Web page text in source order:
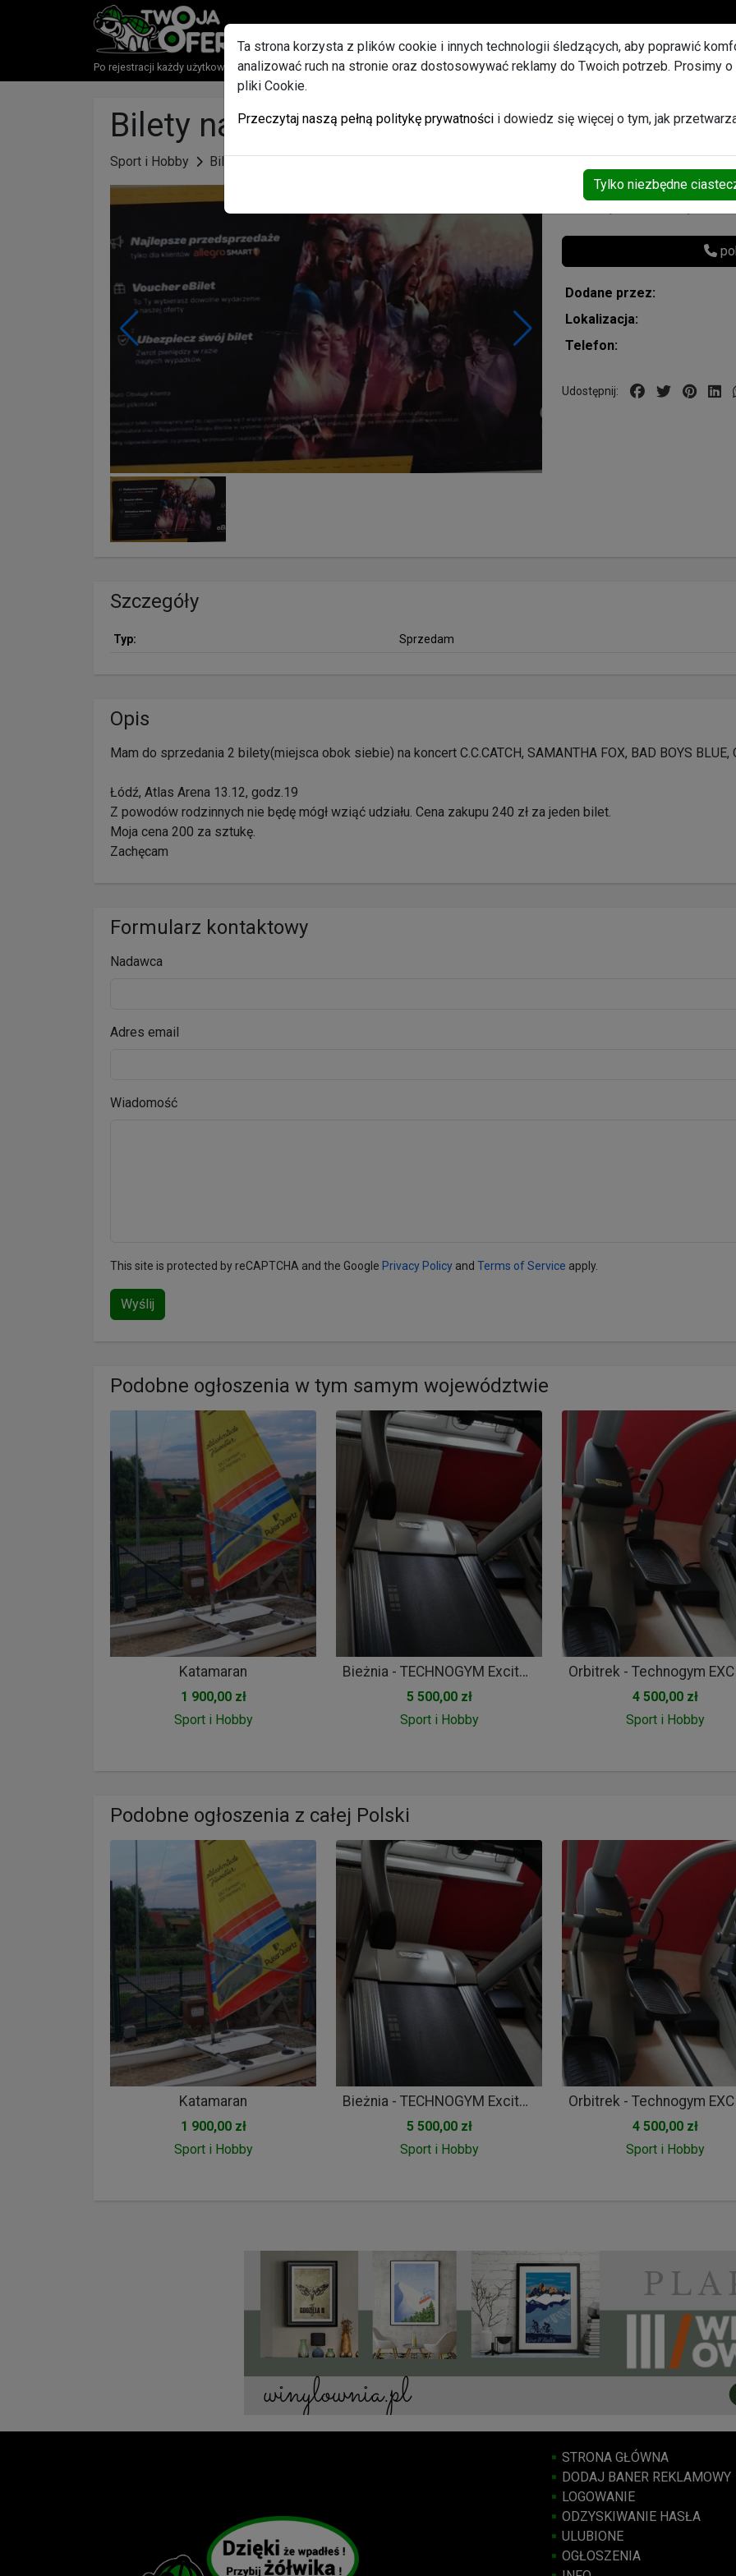
Po rejestracji każdy użytkownik otrzyma w Gratisie pakiet ogłoszeń Promowanych
Bilety na koncert w Atlas Arenie
Sport i Hobby Bilety
400,00 zł (do
Dodane przez:
Lokalizacja:
Telefon:
Udostępnij:
Szczegóły
Typ: Sprzedam
Opis
Mam do sprzedania 2 bilety(miejsca obok siebie) na koncert С.С.CATCH, SAMANTHA FOX, BAD BOYS BLUE,
Łódź, Atlas Arena 13.12, godz.19
Z powodów rodzinnych nie będę mógł wziąć udziału. Cena zakupu 240 zł za jeden bilet.
Moja cena 200 za sztukę.
Zachęcam
Formularz kontaktowy
Nadawca
Adres email
Wiadomość
This site is protected by reCAPTCHA and the Google Privacy Policy and Terms of Service apply.
Wyślij
Podobne ogłoszenia w tym samym województwie
Katamaran
1 900,00 zł
Sport i Hobby
Bieżnia - TECHNOGYM Excite Run 700
5 500,00 zł
Sport i Hobby
4 500,00 zł
Sport i Hobby
Podobne ogłoszenia z całej Polski
Katamaran
1 900,00 zł
Sport i Hobby
Bieżnia - TECHNOGYM Excite Run 700
5 500,00 zł
Sport i Hobby
4 500,00 zł
Sport i Hobby
STRONA GŁÓWNA
DODAJ BANER REKLAMOWY
LOGOWANIE
ODZYSKIWANIE HASŁA
ULUBIONE
OGŁOSZENIA
Ta strona korzysta z plików cookie i innych technologii śledzących, aby poprawić
analizować ruch na stronie oraz dostosowywać reklamy do Twoich potrzeb. Prosimy o
pliki Cookie.
Przeczytaj naszą pełną politykę prywatności i dowiedz się więcej o tym, jak
Tylko niezbędne